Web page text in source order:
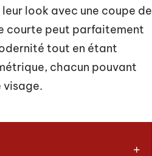
look avec une coupe de
courte peut parfaitement
tout en étant
chacun pouvant
visage.